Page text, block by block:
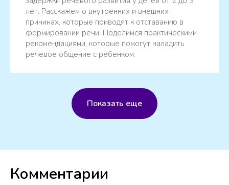
лет. Расскажем о внутренних и внешних
причинах, которые приводят к отставанию в
формировании речи. Поделимся практическими
рекомендациями, которые помогут наладить
речевое общение с ребенком.
Показать еще
Комментарии